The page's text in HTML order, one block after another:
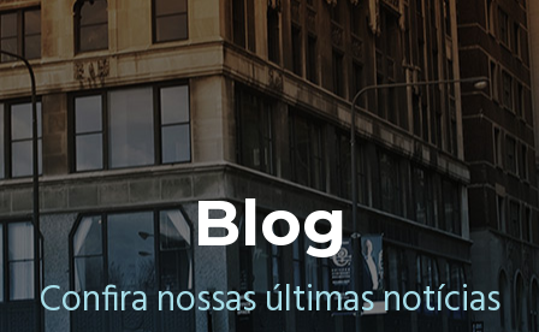
Blog
Confira nossas últimas notícias